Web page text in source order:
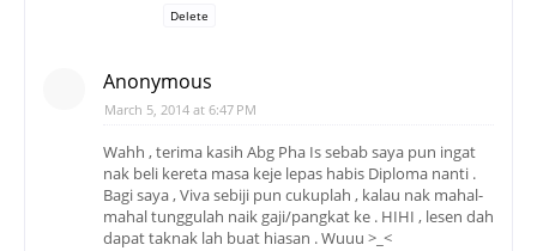
Delete
Anonymous
March 5, 2014 at 6:47 PM
Wahh , terima kasih Abg Pha Is sebab saya pun ingat
nak beli kereta masa keje lepas habis Diploma nanti .
Bagi saya , Viva sebiji pun cukuplah , kalau nak mahal-
mahal tunggulah naik gaji/pangkat ke . HIHI , lesen dah
dapat taknak lah buat hiasan . Wuuu >_<